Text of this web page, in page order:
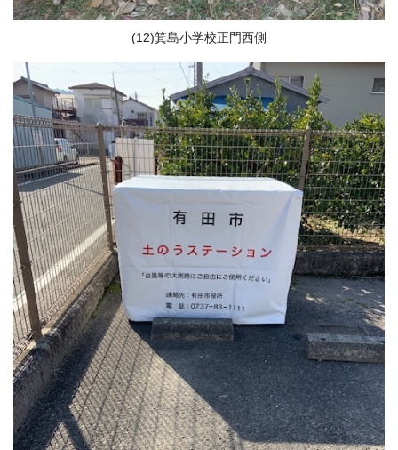
(12)箕島小学校正門西側